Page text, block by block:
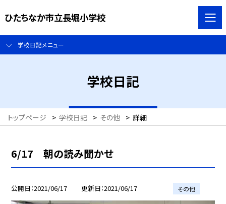
ひたちなか市立長堀小学校
学校日記メニュー
学校日記
トップページ > 学校日記 > その他 > 詳細
6/17 朝の読み聞かせ
公開日 2021/06/17 更新日 2021/06/17 その他